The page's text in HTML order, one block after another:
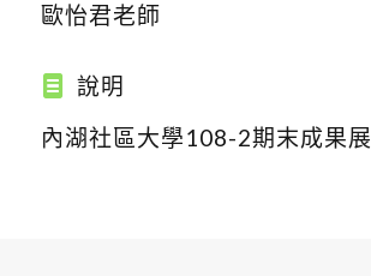
歐怡君老師
說明
內湖社區大學108-2期末成果展